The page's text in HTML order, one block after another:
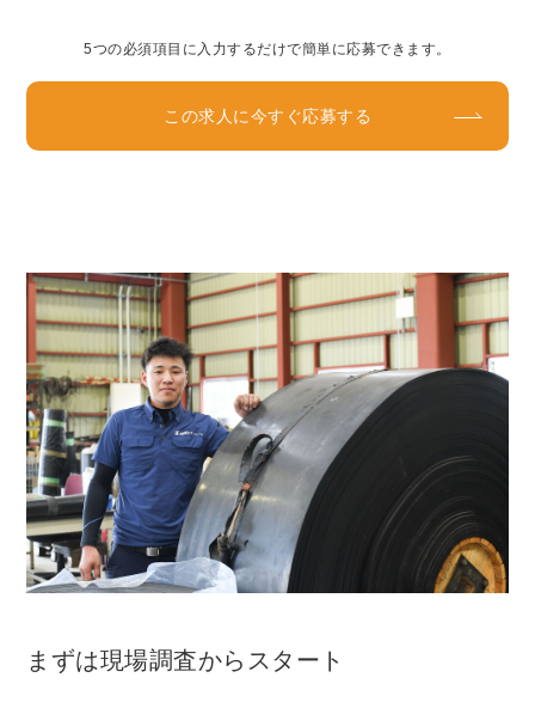
5つの必須項目に入力するだけで簡単に応募できます。
この求人に今すぐ応募する
まずは現場調査からスタート